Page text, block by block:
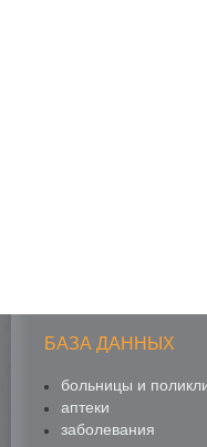
БАЗА ДАННЫХ
больницы и
аптеки
заболевания